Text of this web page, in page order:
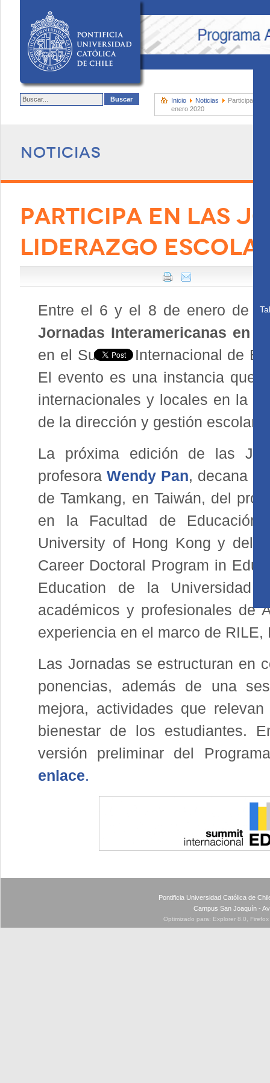
Inicio Noticias
Participa en
enero 2020
Noticias
PARTICIPA EN LAS
LIDERAZGO
Entre el 6 y el 8 de enero de
Jornadas Interamericanas en
en el Summit Internacional de
El evento es una instancia que
internacionales y locales en la
de la dirección y gestión
La próxima edición de las
profesora Wendy Pan, decana
de Tamkang, en Taiwán, del
en la Facultad de Educación
University of Hong Kong y del
Career Doctoral Program in
Education de la Universidad
académicos y profesionales de
experiencia en el marco de
Las Jornadas se estructuran en
ponencias, además de una
mejora, actividades que
bienestar de los estudiantes.
versión preliminar del
enlace.
Pontificia Universidad Católica de
Campus San Joaquín -
Optimizado para: Explorer 8.0,